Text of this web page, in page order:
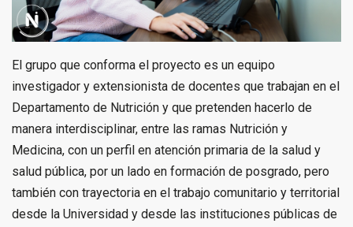
El grupo que conforma el proyecto es un equipo
investigador y extensionista de docentes que trabajan en el
Departamento de Nutrición y que pretenden hacerlo de
manera interdisciplinar, entre las ramas Nutrición y
Medicina, con un perfil en atención primaria de la salud y
salud pública, por un lado en formación de posgrado, pero
también con trayectoria en el trabajo comunitario y territorial
desde la Universidad y desde las instituciones públicas de